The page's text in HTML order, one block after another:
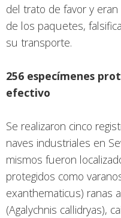
del trato de favor y
de los paquetes,
su transporte.
256 especímenes
efectivo
Se realizaron cinco
naves industriales en
mismos fueron
protegidos como
exanthematicus) ranas
(Agalychnis callidryas),